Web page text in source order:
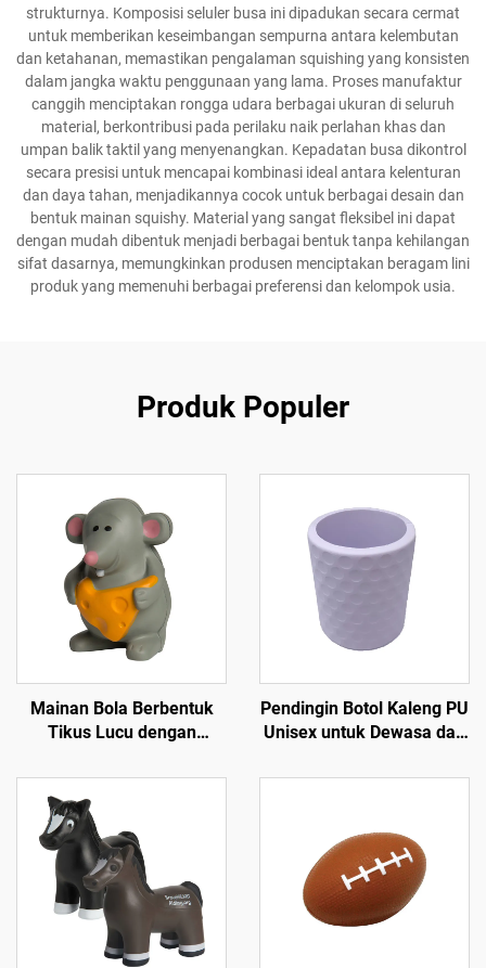
strukturnya. Komposisi seluler busa ini dipadukan secara cermat
untuk memberikan keseimbangan sempurna antara kelembutan
dan ketahanan, memastikan pengalaman squishing yang konsisten
dalam jangka waktu penggunaan yang lama. Proses manufaktur
canggih menciptakan rongga udara berbagai ukuran di seluruh
material, berkontribusi pada perilaku naik perlahan khas dan
umpan balik taktil yang menyenangkan. Kepadatan busa dikontrol
secara presisi untuk mencapai kombinasi ideal antara kelenturan
dan daya tahan, menjadikannya cocok untuk berbagai desain dan
bentuk mainan squishy. Material yang sangat fleksibel ini dapat
dengan mudah dibentuk menjadi berbagai bentuk tanpa kehilangan
sifat dasarnya, memungkinkan produsen menciptakan beragam lini
produk yang memenuhi berbagai preferensi dan kelompok usia.
Produk Populer
Mainan Bola Berbentuk
Tikus Lucu dengan
Bahan PU Foam untuk
Mainan Squishy Bentuk
Hewan yang Perlahan
Naik untuk Mainan
Squishy
Pendingin Botol Kaleng PU
Unisex untuk Dewasa dan
Olahraga Musim Semi Golf
Promosi